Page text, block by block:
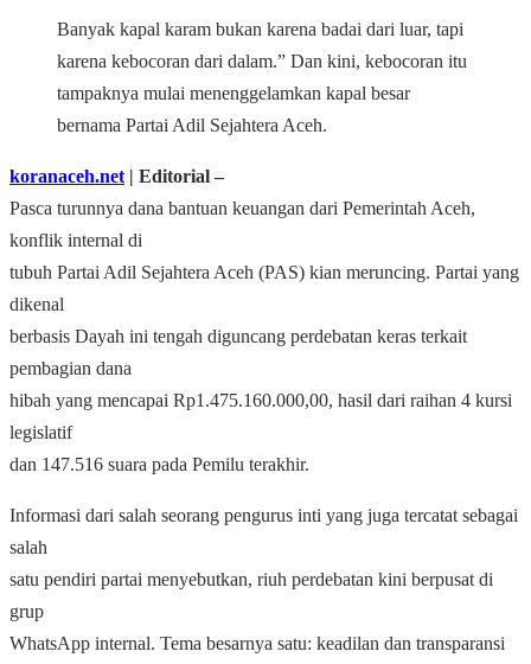
Banyak kapal karam bukan karena badai dari luar, tapi
karena kebocoran dari dalam.” Dan kini, kebocoran itu
tampaknya mulai menenggelamkan kapal besar
bernama Partai Adil Sejahtera Aceh.
koranaceh.net | Editorial ‒
Pasca turunnya dana bantuan keuangan dari Pemerintah Aceh,
konflik internal di
tubuh Partai Adil Sejahtera Aceh (PAS) kian meruncing. Partai yang
dikenal
berbasis Dayah ini tengah diguncang perdebatan keras terkait
pembagian dana
hibah yang mencapai Rp1.475.160.000,00, hasil dari raihan 4 kursi
legislatif
dan 147.516 suara pada Pemilu terakhir.
Informasi dari salah seorang pengurus inti yang juga tercatat sebagai
salah
satu pendiri partai menyebutkan, riuh perdebatan kini berpusat di
grup
WhatsApp internal. Tema besarnya satu: keadilan dan transparansi